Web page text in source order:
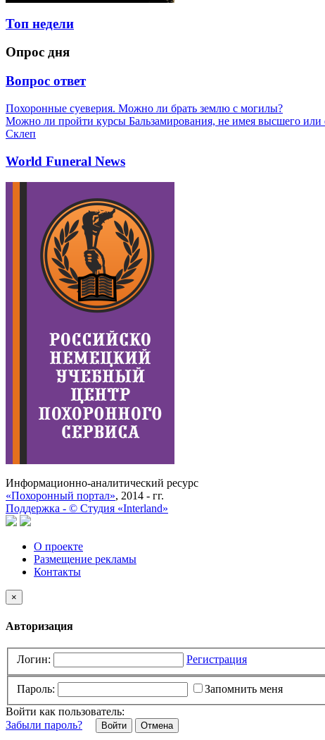
Топ недели
Опрос дня
Вопрос ответ
Похоронные суеверия. Можно ли брать землю с могилы?
Можно ли пройти курсы Бальзамирования, не имея высшего или
Склеп
World Funeral News
Информационно-аналитический ресурс
«Похоронный портал», 2014 - гг.
Поддержка - © Cтудия «Interland»
О проекте
Размещение рекламы
Контакты
×
Авторизация
Логин: Регистрация
Пароль:
Запомнить меня
Войти как пользователь:
Забыли пароль?
Отмена